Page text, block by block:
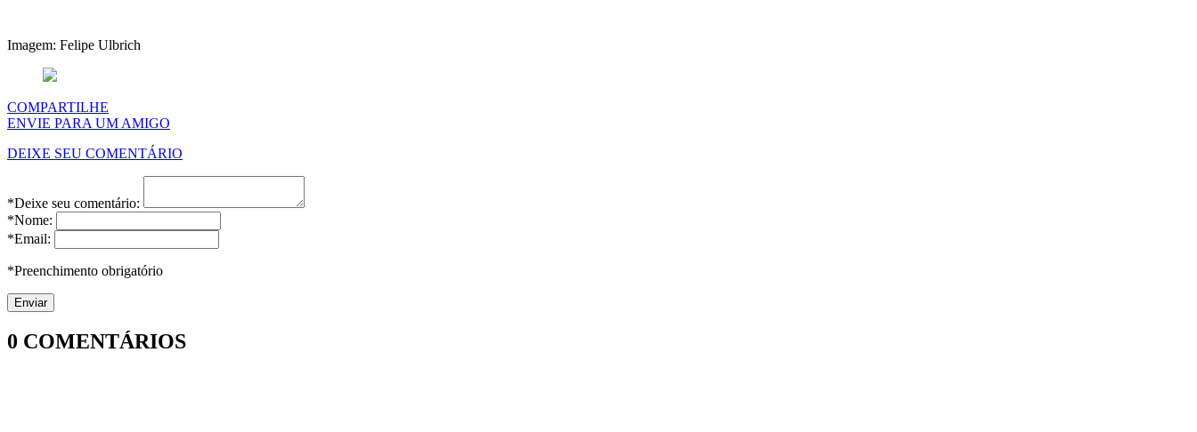
Imagem: Felipe Ulbrich
COMPARTILHE
ENVIE PARA UM AMIGO
DEIXE SEU COMENTÁRIO
*Deixe seu comentário:
*Nome:
*Email:
*Preenchimento obrigatório
0 COMENTÁRIOS